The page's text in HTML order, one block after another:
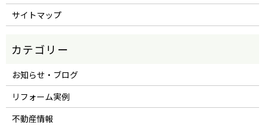
サイトマップ
お知らせ・ブログ
リフォーム実例
不動産情報